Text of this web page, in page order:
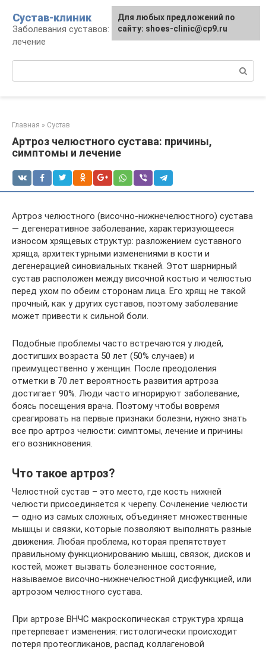
контенту
Сустав-клиник
Заболевания суставов: профилактика и
лечение
Главная » Сустав
Артроз челюстного сустава: причины,
симптомы и лечение
Артроз челюстного (височно-нижнечелюстного) сустава
— дегенеративное заболевание, характеризующееся
износом хрящевых структур: разложением суставного
хряща, архитектурными изменениями в кости и
дегенерацией синовиальных тканей. Этот шарнирный
сустав расположен между височной костью и челюстью
перед ухом по обеим сторонам лица. Его хрящ не такой
прочный, как у других суставов, поэтому заболевание
может привести к сильной боли.
Подобные проблемы часто встречаются у людей,
достигших возраста 50 лет (50% случаев) и
преимущественно у женщин. После преодоления
отметки в 70 лет вероятность развития артроза
достигает 90%. Люди часто игнорируют заболевание,
боясь посещения врача. Поэтому чтобы вовремя
среагировать на первые признаки болезни, нужно знать
все про артроз челюсти: симптомы, лечение и причины
его возникновения.
Что такое артроз?
Челюстной сустав – это место, где кость нижней
челюсти присоединяется к черепу. Сочленение челюсти
— одно из самых сложных, объединяет множественные
мышцы и связки, которые позволяют выполнять разные
движения. Любая проблема, которая препятствует
правильному функционированию мышц, связок, дисков и
костей, может вызвать болезненное состояние,
называемое височно-нижнечелюстной дисфункцией, или
артрозом челюстного сустава.
При артрозе ВНЧС макроскопическая структура хряща
претерпевает изменения: гистологически происходит
потеря протеогликанов, распад коллагеновой
Для любых предложений по
сайту: shoes-clinic@cp9.ru